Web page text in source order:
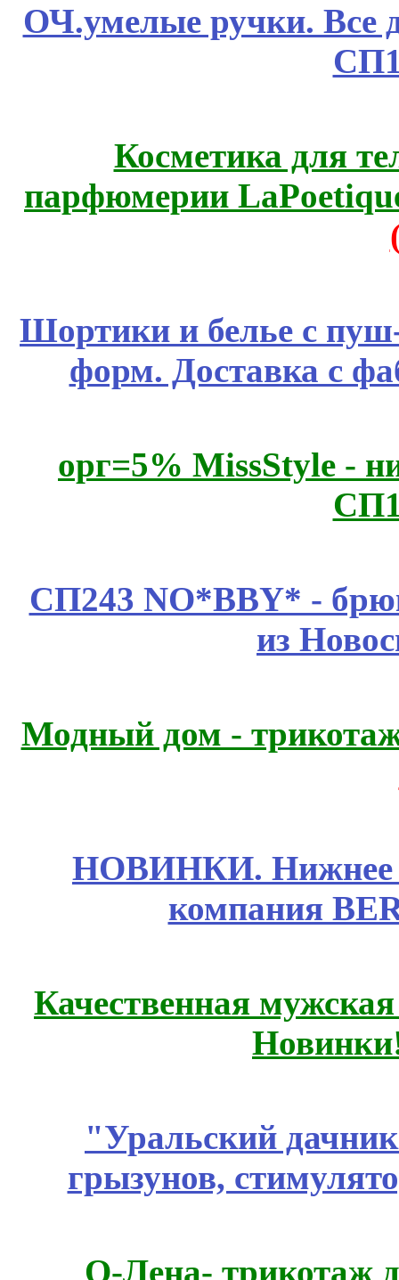
ОЧ.умелые ручки. Все
Косметика для
парфюмерии
Шортики и белье с
форм. Доставка с
орг=5% MissStyle -
СП243 NO*BBY* -
из
Модный дом -
НОВИНКИ. Нижнее
компания
Качественная
"Уральский
грызунов,
О-Лена- трикотаж